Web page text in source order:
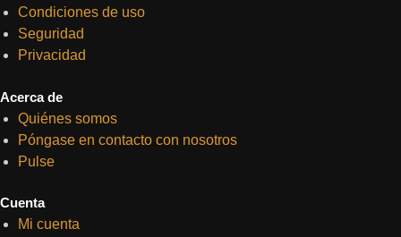
Condiciones de uso
Seguridad
Privacidad
Acerca de
Quiénes somos
Póngase en contacto con nosotros
Pulse
Cuenta
Mi cuenta